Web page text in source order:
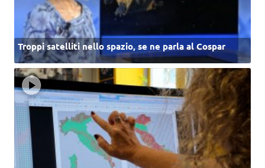
Troppi satelliti nello spazio, se ne parla al Cospar